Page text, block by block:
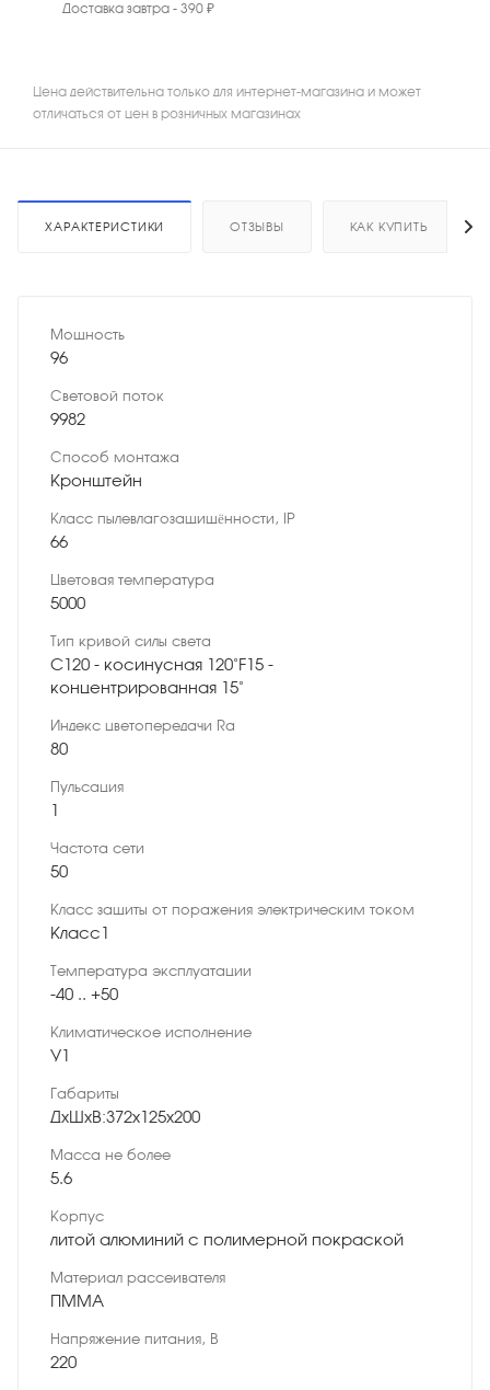
Доставка завтра - 390 ₽
Цена действительна только для интернет-магазина и может
отличаться от цен в розничных магазинах
ХАРАКТЕРИСТИКИ ОТЗЫВЫ КАК КУПИТЬ
Мощность
96
Световой поток
9982
Способ монтажа
Кронштейн
Класс пылевлагозащищённости, IP
66
Цветовая температура
5000
Тип кривой силы света
C120 - косинусная 120˚F15 -
концентрированная 15˚
Индекс цветопередачи Ra
80
Пульсация
1
Частота сети
50
Класс защиты от поражения электрическим током
Класс1
Температура эксплуатации
-40 .. +50
Климатическое исполнение
У1
Габариты
ДхШхВ:372х125х200
Масса не более
5.6
Корпус
литой алюминий с полимерной покраской
Материал рассеивателя
ПММА
Напряжение питания, В
220